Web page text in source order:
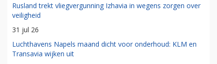
Rusland trekt vliegvergunning Izhavia in wegens zorgen over
veiligheid
31 jul 26
Luchthavens Napels maand dicht voor onderhoud: KLM en
Transavia wijken uit